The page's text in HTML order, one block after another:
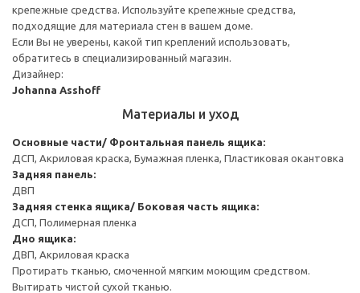
крепежные средства. Используйте крепежные средства,
подходящие для материала стен в вашем доме.
Если Вы не уверены, какой тип креплений использовать,
обратитесь в специализированный магазин.
Дизайнер:
Johanna Asshoff
Материалы и уход
Основные части/ Фронтальная панель ящика:
ДСП, Акриловая краска, Бумажная пленка, Пластиковая окантовка
Задняя панель:
ДВП
Задняя стенка ящика/ Боковая часть ящика:
ДСП, Полимерная пленка
Дно ящика:
ДВП, Акриловая краска
Протирать тканью, смоченной мягким моющим средством.
Вытирать чистой сухой тканью.